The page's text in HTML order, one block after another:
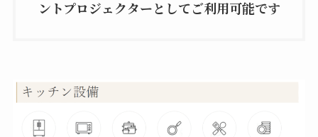
ントプロジェクターとしてご利用可能です